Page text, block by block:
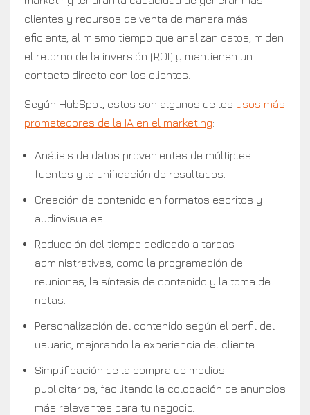
clientes y recursos de venta de manera más
eficiente, al mismo tiempo que analizan datos, miden
el retorno de la inversión (ROI) y mantienen un
contacto directo con los clientes.
Según HubSpot, estos son algunos de los usos más
prometedores de la IA en el marketing:
Análisis de datos provenientes de múltiples
fuentes y la unificación de resultados.
Creación de contenido en formatos escritos y
audiovisuales.
Reducción del tiempo dedicado a tareas
administrativas, como la programación de
reuniones, la síntesis de contenido y la toma de
notas.
Personalización del contenido según el perfil del
usuario, mejorando la experiencia del cliente.
Simplificación de la compra de medios
publicitarios, facilitando la colocación de anuncios
más relevantes para tu negocio.